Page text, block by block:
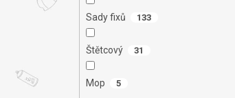
Sady fixů 133
Štětcový 31
Mop 5